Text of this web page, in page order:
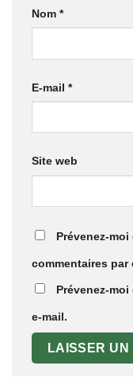
Nom *
E-mail *
Site web
Prévenez-
commentaires par
Prévenez-
e-mail.